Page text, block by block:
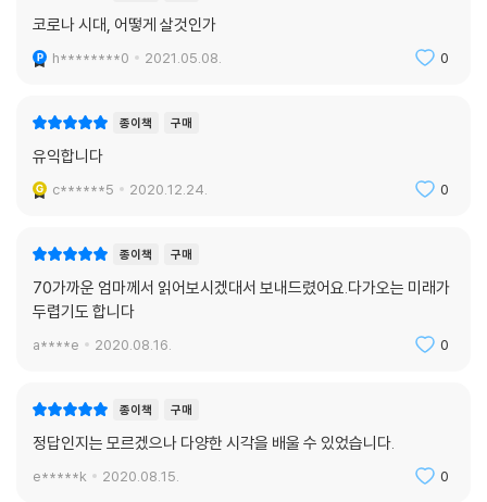
코로나 시대, 어떻게 살것인가
h********0 2021.05.08. 0
종이책 구매
유익합니다
c******5 2020.12.24. 0
종이책 구매
70가까운 엄마께서 읽어보시겠대서 보내드렸어요.다가오는 미래가
두렵기도 합니다
a****e 2020.08.16. 0
종이책 구매
정답인지는 모르겠으나 다양한 시각을 배울 수 있었습니다.
e*****k 2020.08.15. 0